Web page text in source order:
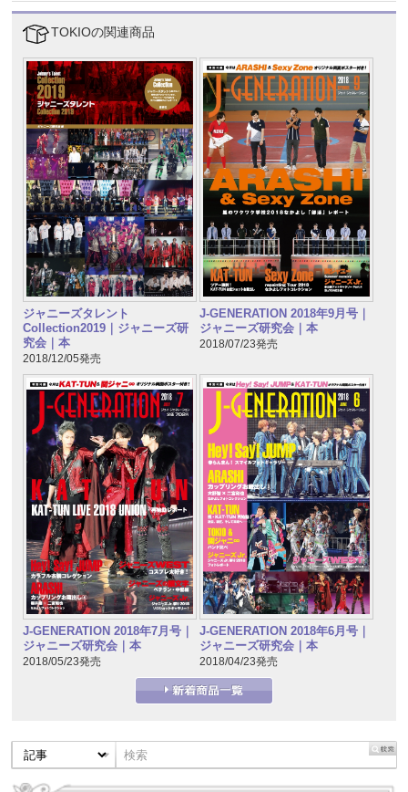
TOKIOの関連商品
ジャニーズタレント
Collection2019｜ジャニーズ研
究会｜本
2018/12/05発売
J-GENERATION 2018年9月号｜
ジャニーズ研究会｜本
2018/07/23発売
J-GENERATION 2018年7月号｜
ジャニーズ研究会｜本
2018/05/23発売
J-GENERATION 2018年6月号｜
ジャニーズ研究会｜本
2018/04/23発売